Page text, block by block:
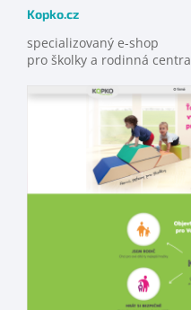
Kopko.cz
specializovaný e-shop
pro školky a rodinná centra